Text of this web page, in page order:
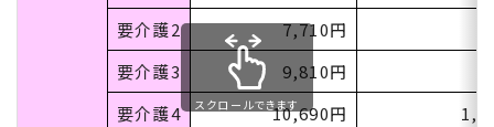
要介護2 7,710円
要介護3 9,810円
要介護4 10,690円
スクロールできます